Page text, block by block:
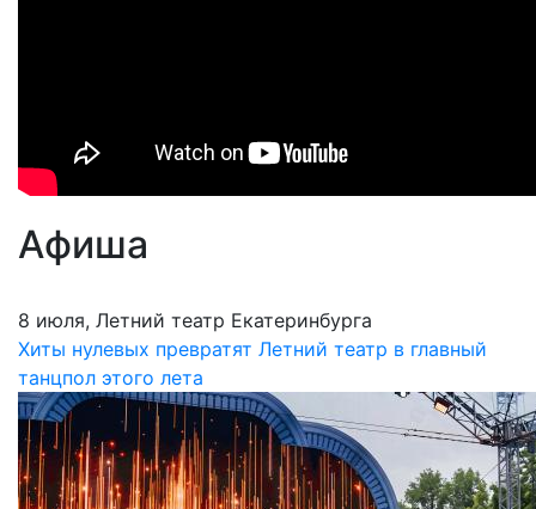
Афиша
8 июля, Летний театр Екатеринбурга
Хиты нулевых превратят Летний театр в главный
танцпол этого лета